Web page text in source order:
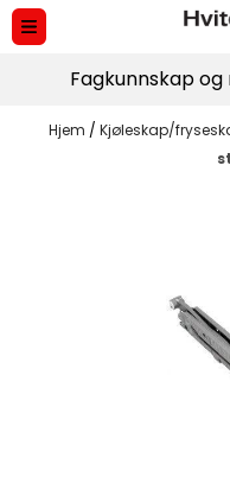
Hopp til innhold
Fagkunnskap
Hjem / Kjøleskap/